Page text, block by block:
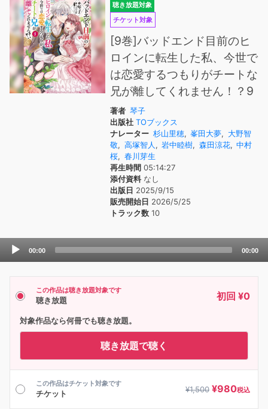
聴き放題対象
チケット対象
[9巻]バッドエンド目前のヒ
ロインに転生した私、今世で
は恋愛するつもりがチートな
兄が離してくれません！？9
著者 琴子
出版社 TOブックス
ナレーター 杉山里穂, 峯田大夢, 大野智
敬, 高塚智人 , 岩中睦樹, 森田涼花, 中村
桜, 春川芽生
再生時間 05:14:27
添付資料なし
出版日 2025/9/15
販売開始日 2026/5/25
トラック数 10
Audio
00:00 00:00
この作品は聴き放題対象です
聴き放題 初回 ¥0
対象作品なら何冊でも聴き放題。
聴き放題で聴く
この作品はチケット対象です
チケット ¥1,500 ¥980税込